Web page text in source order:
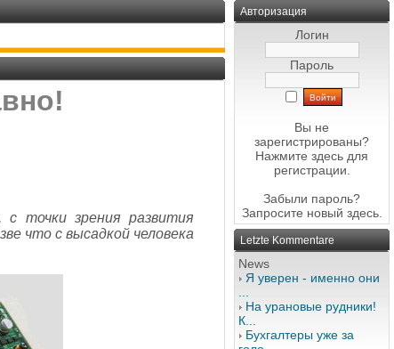
точки зрения развития
что с высадкой человека
Авторизация
Логин
Пароль
Вы не
зарегистрированы?
Нажмите здесь для
регистрации.
Забыли пароль?
Запросите новый здесь.
Letzte Kommentare
News
Я уверен - именно они
На урановые рудники!
К...
Бухгалтеры уже за